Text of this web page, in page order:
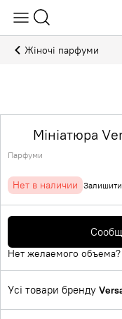
Жіночі парфуми
Мініатюра
Парфуми
Нет в наличии Залишити
Нет желаемого объема?
Усі товари бренду